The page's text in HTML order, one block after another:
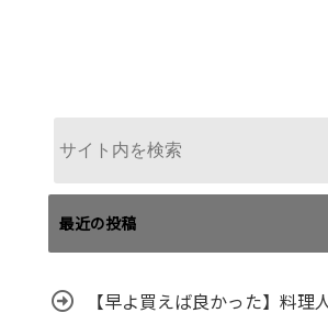
最近の投稿
【早よ買えば良かった】料理